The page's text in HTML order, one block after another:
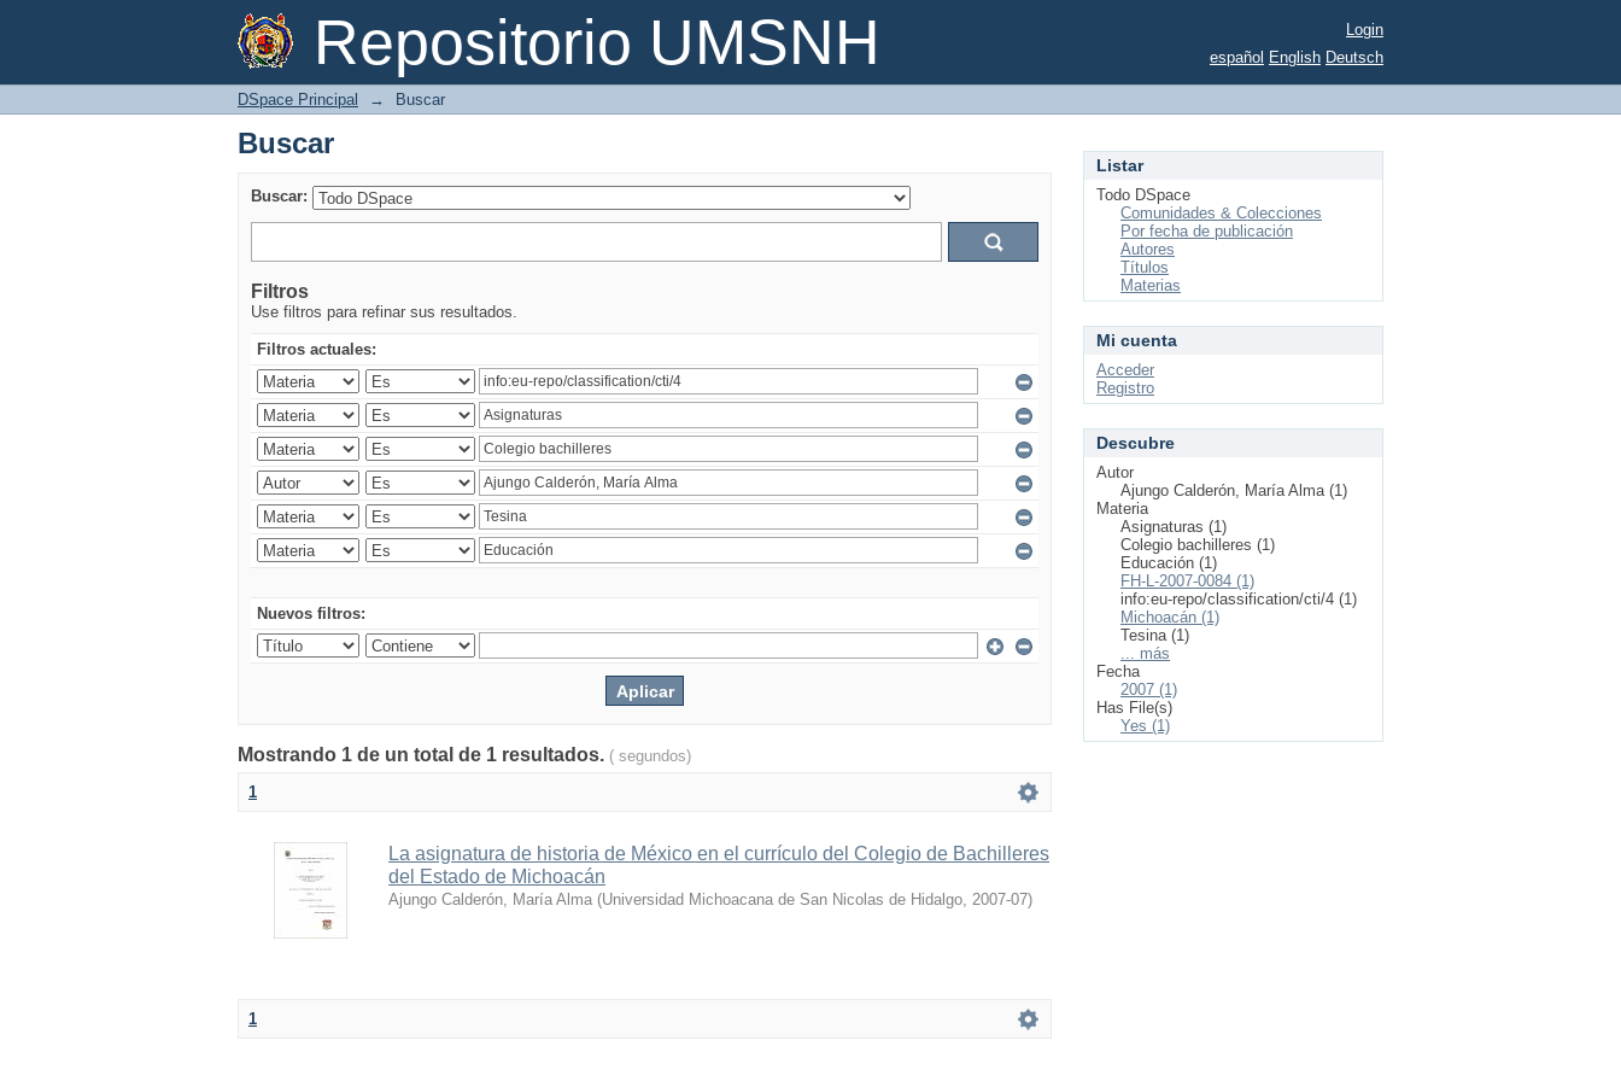
Repositorio UMSNH
Buscar
Login
español English Deutsch
DSpace Principal → Buscar
Buscar
Buscar:
Filtros
Use filtros para refinar sus resultados.
Filtros actuales:
Nuevos filtros:
Mostrando 1 de un total de 1 resultados. ( segundos)
1
La asignatura de historia de México en el currículo del Colegio de Bachilleres
del Estado de Michoacán
Ajungo Calderón, María Alma (Universidad Michoacana de San Nicolas de Hidalgo, 2007-07)
1
Listar
Todo DSpace
Comunidades & Colecciones
Por fecha de publicación
Autores
Títulos
Materias
Mi cuenta
Acceder
Registro
Descubre
Autor
Ajungo Calderón, María Alma (1)
Materia
Asignaturas (1)
Colegio bachilleres (1)
Educación (1)
FH-L-2007-0084 (1)
info:eu-repo/classification/cti/4 (1)
Michoacán (1)
Tesina (1)
... más
Fecha
2007 (1)
Has File(s)
Yes (1)